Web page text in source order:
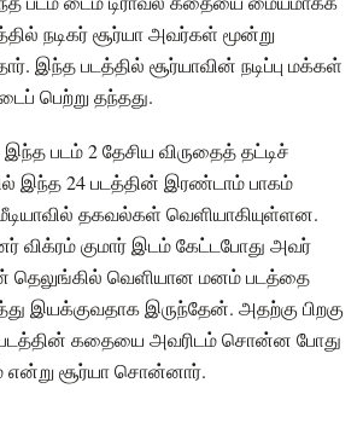
நடிகர் சூர்யா அவர்கள் மூன்று
இந்த படத்தில் சூர்யாவின் நடிப்பு மக்கள்
பெற்று தந்தது.
படம் 2 தேசிய விருதைத் தட்டிச்
இந்த 24 படத்தின் இரண்டாம் பாகம்
தகவல்கள் வெளியாகியுள்ளன.
விக்ரம் குமார் இடம் கேட்டபோது அவர்
தெலுங்கில் வெளியான மனம் படத்தை
இயக்குவதாக இருந்தேன். அதற்கு பிறகு
படத்தின் கதையை அவரிடம் சொன்ன போது
என்று சூர்யா சொன்னார்.